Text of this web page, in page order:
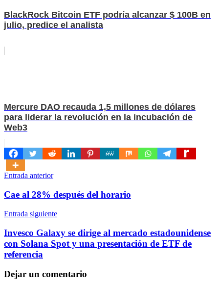
BlackRock Bitcoin ETF podría alcanzar $ 100B en
julio, predice el analista
Mercure DAO recauda 1,5 millones de dólares
para liderar la revolución en la incubación de
Web3
Navegación
de
Entrada anterior
Cae al 28% después del horario
Entrada siguiente
Invesco Galaxy se dirige al mercado estadounidense
con Solana Spot y una presentación de ETF de
referencia
Dejar un comentario